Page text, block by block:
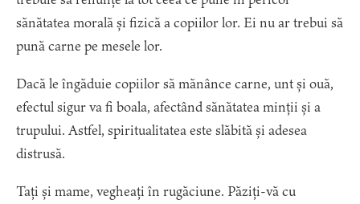
sănătatea morală și fizică a copiilor lor. Ei nu ar trebui să
pună carne pe mesele lor.
Dacă le îngăduie copiilor să mănânce carne, unt și ouă,
efectul sigur va fi boala, afectând sănătatea minții și a
trupului. Astfel, spiritualitatea este slăbită și adesea
distrusă.
Tați și mame, vegheați în rugăciune. Păziți-vă cu